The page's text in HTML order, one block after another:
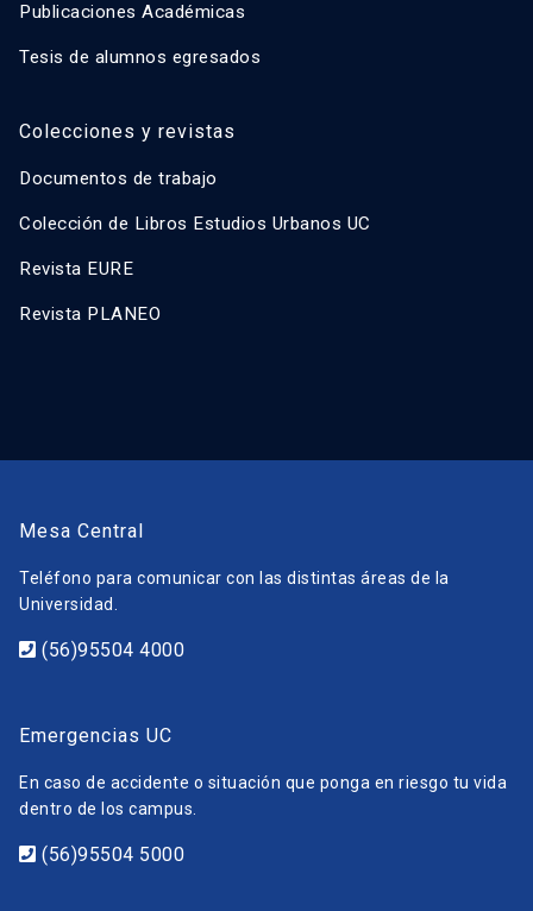
Publicaciones Académicas
Tesis de alumnos egresados
Colecciones y revistas
Documentos de trabajo
Colección de Libros Estudios Urbanos UC
Revista EURE
Revista PLANEO
Mesa Central
Teléfono para comunicar con las distintas áreas de la
Universidad.
(56)95504 4000
Emergencias UC
En caso de accidente o situación que ponga en riesgo tu vida
dentro de los campus.
(56)95504 5000